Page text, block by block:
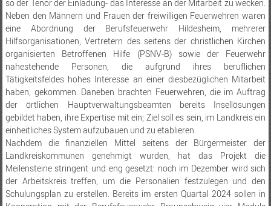
so der Tenor der Einladung- das Interesse an der Mitarbeit zu wecken.
Neben den Männern und Frauen der freiwilligen Feuerwehren waren
eine Abordnung der Berufsfeuerwehr Hildesheim, mehrerer
Hilfsorganisationen, Vertretern des seitens der christlichen Kirchen
organisierten Betroffenen Hilfe (PSNV-B) sowie der Feuerwehr
nahestehende Personen, die aufgrund ihres beruflichen
Tätigkeitsfeldes hohes Interesse an einer diesbezüglichen Mitarbeit
haben, gekommen. Daneben brachten Feuerwehren, die im Auftrag
der örtlichen Hauptverwaltungsbeamten bereits Insellösungen
gebildet haben, ihre Expertise mit ein; Ziel soll es sein, im Landkreis ein
einheitliches System aufzubauen und zu etablieren.
Nachdem die finanziellen Mittel seitens der Bürgermeister der
Landkreiskommunen genehmigt wurden, hat das Projekt die
Meilensteine stringent und eng gesetzt: noch im Dezember wird sich
der Arbeitskreis treffen, um die Personalien festzulegen und den
Schulungsplan zu erstellen. Bereits im ersten Quartal 2024 sollen in